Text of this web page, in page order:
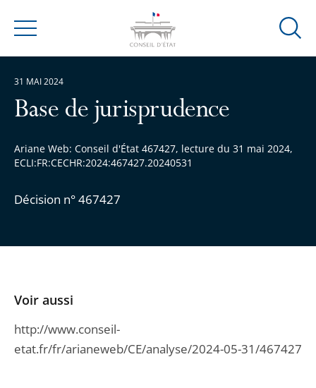
Menu
Ouvrir
Base de jurisprudence
Ariane Web: Conseil d'État 467427, lecture du 31 mai 2024,
ECLI:FR:CECHR:2024:467427.20240531
Décision n° 467427
31 MAI 2024
Voir aussi
http://www.conseil-
etat.fr/fr/arianeweb/CE/analyse/2024-05-31/467427